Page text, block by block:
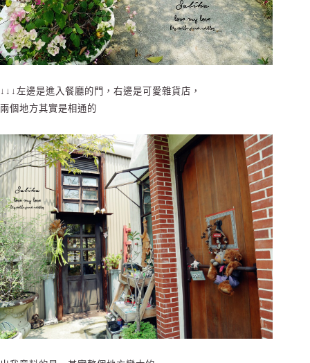
↓↓↓左邊是進入餐廳的門，右邊是可愛雜貨店，
兩個地方其實是相通的